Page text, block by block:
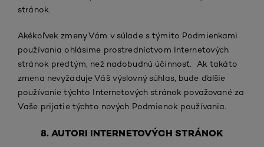
stránok.
Akékoľvek zmeny Vám v súlade s týmito Podmienkami
používania ohlásime prostredníctvom Internetových
stránok predtým, než nadobudnú účinnosť. Ak takáto
zmena nevyžaduje Váš výslovný súhlas, bude ďalšie
používanie týchto Internetových stránok považované za
Vaše prijatie týchto nových Podmienok používania.
8. AUTORI INTERNETOVÝCH STRÁNOK